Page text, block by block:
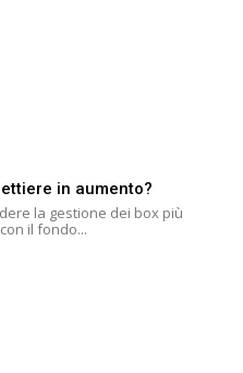
in aumento?
la gestione dei box più
il fondo...